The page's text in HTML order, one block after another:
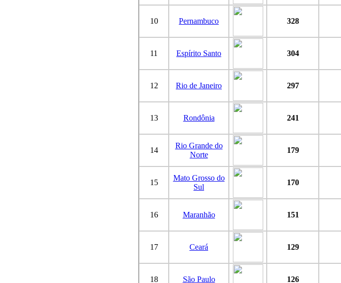
10 Pernambuco 328
11 Espírito Santo 304
12 Rio de Janeiro 297
13 Rondônia 241
14
Rio Grande do
Norte
179
15
Mato Grosso do
Sul
170
16 Maranhão 151
17 Ceará 129
18 São Paulo 126